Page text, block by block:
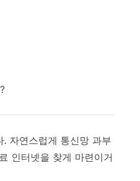
자연스럽게 통신망 과부
인터넷을 찾게 마련이거